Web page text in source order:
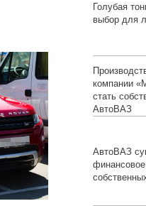
Голубая
выбор для
компании
стать
АвтоВАЗ
АвтоВАЗ